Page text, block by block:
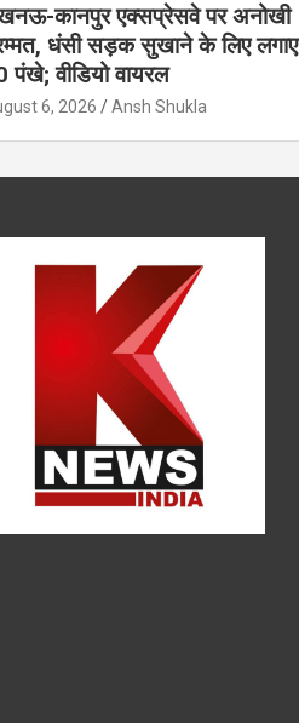
कानपुर एक्सप्रेसवे पर अनोखी
धंसी सड़क सुखाने के लिए लगाए
पंखे; वीडियो वायरल
6, 2026 Ansh Shukla